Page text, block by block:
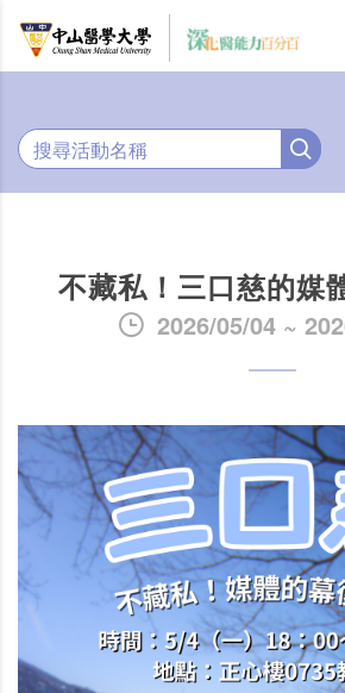
不藏私！三口慈的媒
2026/05/04 ~